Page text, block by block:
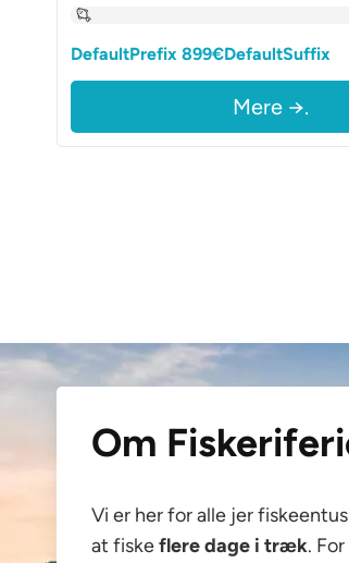
DefaultPrefix 899€DefaultSuffix
Mere →.
Om
Vi er her for alle jer
at fiskeflere dage i træk.